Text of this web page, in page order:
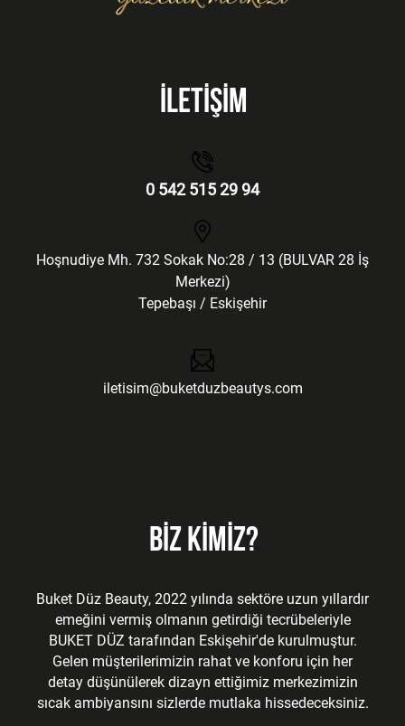
İLETİŞİM
0 542 515 29 94
Hoşnudiye Mh. 732 Sokak No:28 / 13 (BULVAR 28 İş
Merkezi)
Tepebaşı / Eskişehir
iletisim@buketduzbeautys.com
BİZ KİMİZ?
Buket Düz Beauty, 2022 yılında sektöre uzun yıllardır
emeğini vermiş olmanın getirdiği tecrübeleriyle
BUKET DÜZ tarafından Eskişehir'de kurulmuştur.
Gelen müşterilerimizin rahat ve konforu için her
detay düşünülerek dizayn ettiğimiz merkezimizin
sıcak ambiyansını sizlerde mutlaka hissedeceksiniz.